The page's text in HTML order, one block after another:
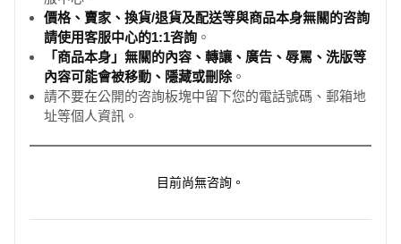
價格、賣家、換貨/退貨及配送等與商品本身無關的咨詢
請使用客服中心的1:1咨詢 。
「商品本身」無關的內容、轉讓、廣告、辱罵、洗版等
內容可能會被移動、隱藏或刪除。
請不要在公開的咨詢板塊中留下您的電話號碼、郵箱地
址等個人資訊。
目前尚無咨詢。